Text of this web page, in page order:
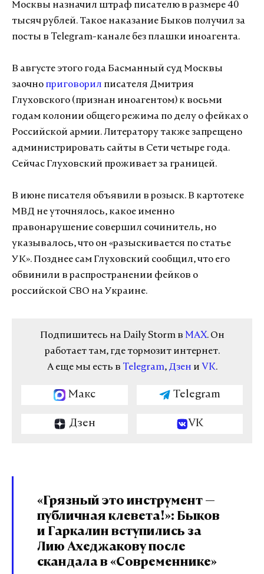
Москвы назначил штраф писателю в размере 40
тысяч рублей. Такое наказание Быков получил за
посты в Telegram-канале без плашки иноагента.
В августе этого года Басманный суд Москвы
заочно приговорил писателя Дмитрия
Глуховского (признан иноагентом) к восьми
годам колонии общего режима по делу о фейках о
Российской армии. Литератору также запрещено
администрировать сайты в Сети четыре года.
Сейчас Глуховский проживает за границей.
В июне писателя объявили в розыск. В картотеке
МВД не уточнялось, какое именно
правонарушение совершил сочинитель, но
указывалось, что он «разыскивается по статье
УК». Позднее сам Глуховский сообщил, что его
обвинили в распространении фейков о
российской СВО на Украине.
Подпишитесь на Daily Storm в MAX. Он
работает там, где тормозит интернет.
А еще мы есть в Telegram, Дзен и VK.
Макс Telegram
Дзен VK
«Грязный это инструмент —
публичная клевета!»: Быков
и Гаркалин вступились за
Лию Ахеджакову после
скандала в «Современнике»